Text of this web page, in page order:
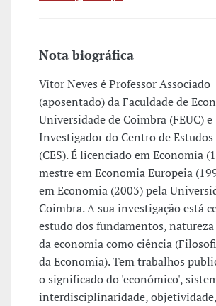
Nota biográfica
Vítor Neves é Professor Associado
(aposentado) da Faculdade de
Universidade de Coimbra (FEUC) e
Investigador do Centro de Estudos
(CES). É licenciado em Economia
mestre em Economia Europeia
em Economia (2003) pela
Coimbra. A sua investigação está
estudo dos fundamentos,
da economia como ciência
da Economia). Tem trabalhos
o significado do 'económico',
interdisciplinaridade,